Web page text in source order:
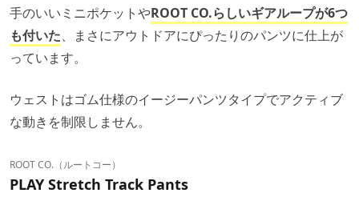
手のいいミニポケットやROOT CO.らしいギアループが6つ
も付いた、まさにアウトドアにぴったりのパンツに仕上が
っています。
ウェストはゴム仕様のイージーパンツタイプでアクティブ
な動きを制限しません。
ROOT CO.（ルートコー）
PLAY Stretch Track Pants